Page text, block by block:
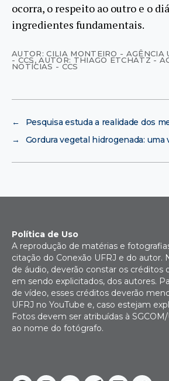
ocorra, o respeito ao outro e o
ingredientes fundamentais.
AUTOR: CILIA MONTEIRO - AGÊNCIA
- CCS,AUTOR: THIAGO ETCHATZ -
NOTÍCIAS - CCS
←
Pesquisa estuda a realidade dos
→
Gordura vegetal hidrogenada: uma
Política de Uso
A reprodução de matérias e
citação do Conexão UFRJ e do autor.
de áudio, deverão constar os créditos
em sendo explicitados, dos autores.
de vídeo, esses créditos deverão
UFRJ no YouTube e, caso estejam
Fotos devem ser atribuídas à
ao nome do fotógrafo.